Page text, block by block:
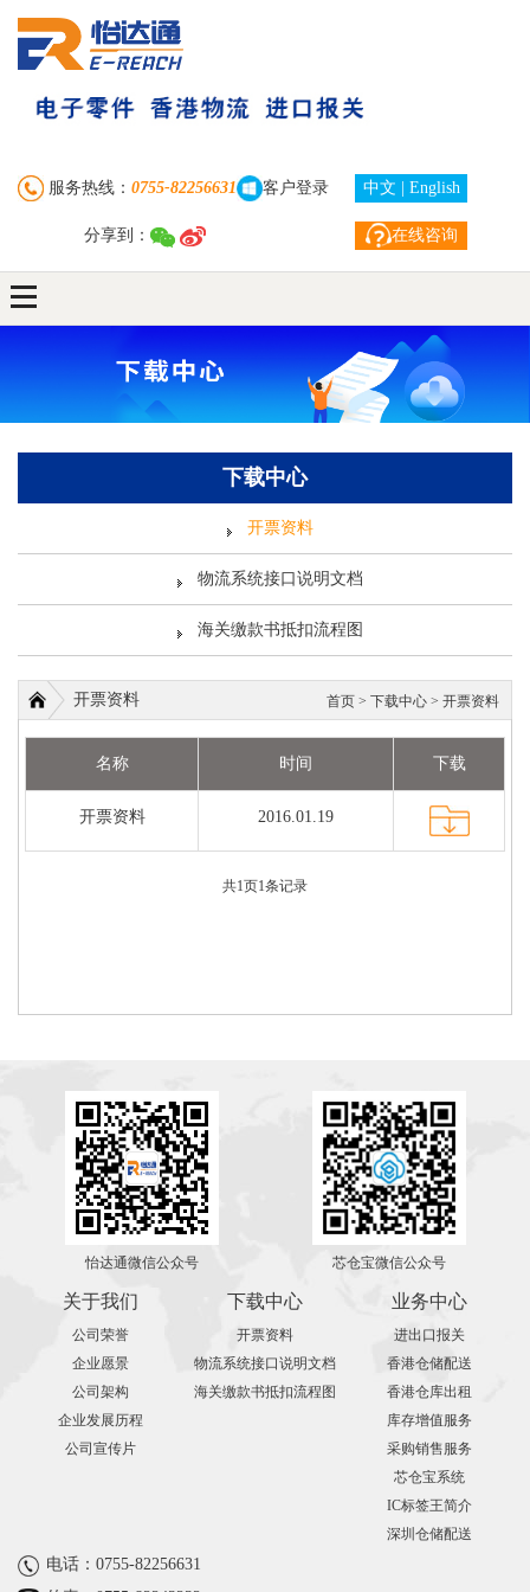
服务热线： 0755-82256631 客户登录
分享到：
中文 English
在线咨询
业务中心
订单查询
下载中心
开票资料
物流系统接口说明文档
海关缴款书抵扣流程图
开票资料 首页 > 下载中心 > 开票资料
名称 时间 下载
开票资料 2016.01.19
共1页1条记录
怡达通微信公众号 芯仓宝微信公众号
关于我们
公司荣誉
企业愿景
公司架构
企业发展历程
公司宣传片
下载中心
开票资料
物流系统接口说明文档
海关缴款书抵扣流程图
业务中心
进出口报关
香港仓储配送
香港仓库出租
库存增值服务
采购销售服务
芯仓宝系统
IC标签王简介
深圳仓储配送
电话：0755-82256631